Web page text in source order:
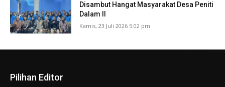
Disambut Hangat Masyarakat Desa Peniti
Dalam II
Kamis, 23 Juli 2026 5:02 pm
Pilihan Editor